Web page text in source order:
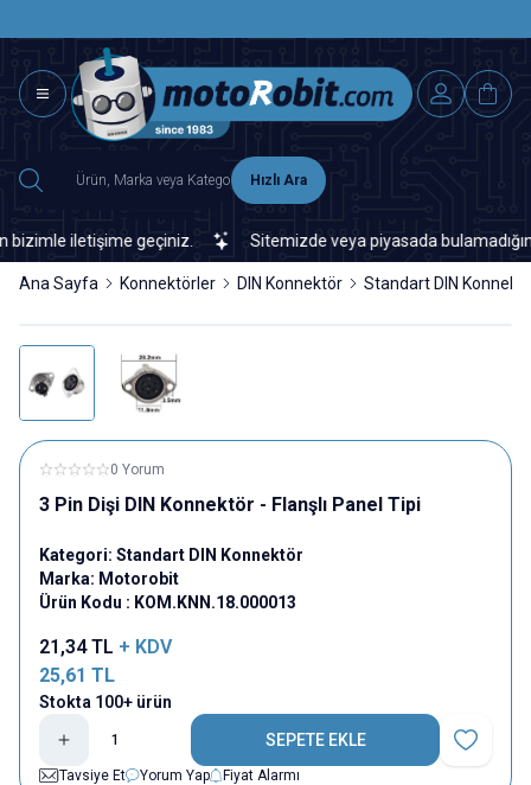
Hızlı Ara
iletişime geçiniz. Sitemizde veya piyasada
Ana Sayfa Konnektörler DIN Konnektör Standart DIN
0 Yorum
3 Pin Dişi DIN Konnektör - Flanşlı Panel Tipi
Kategori: Standart DIN Konnektör
Marka: Motorobit
Ürün Kodu : KOM.KNN.18.000013
21,34TL + KDV
25,61 TL
Stokta 100+ ürün
SEPETE EKLE
Favoriye
Tavsiye Et
Yorum Yap Fiyat Alarmı